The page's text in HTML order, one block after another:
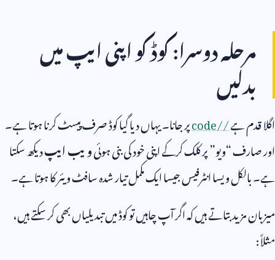
مرحلہ دوسرا: کوڈ کو اپنی ایپ میں
بدلیں
اگلا قدم ہے/
code/پر جانا۔ یہاں دیا گیا کوڈ صرف پیسٹ کرنا ہوتا ہے۔
اور صارف “ویو” پر کلک کرکے اپنی خود کی بنی ہوئیویب ایپدیکھ سکتا
ہے۔ بالکل ویسا انٹرفیس جیسا ایک مکمل تیار شدہ سافٹ ویئر کا ہوتا ہے۔
میزبان مزید بتاتے ہیں کہ اگر آپ چاہیں تو کوڈ میں تبدیلیاں بھی کر سکتے ہیں،
مثلاً: